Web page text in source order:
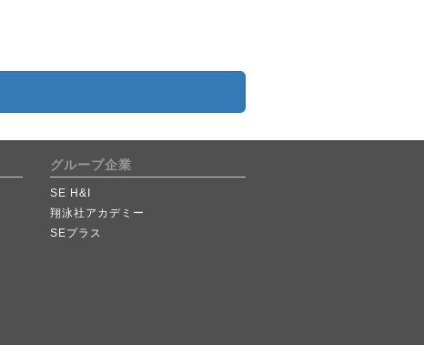
グループ企業
SE H&I
翔泳社アカデミー
SEプラス